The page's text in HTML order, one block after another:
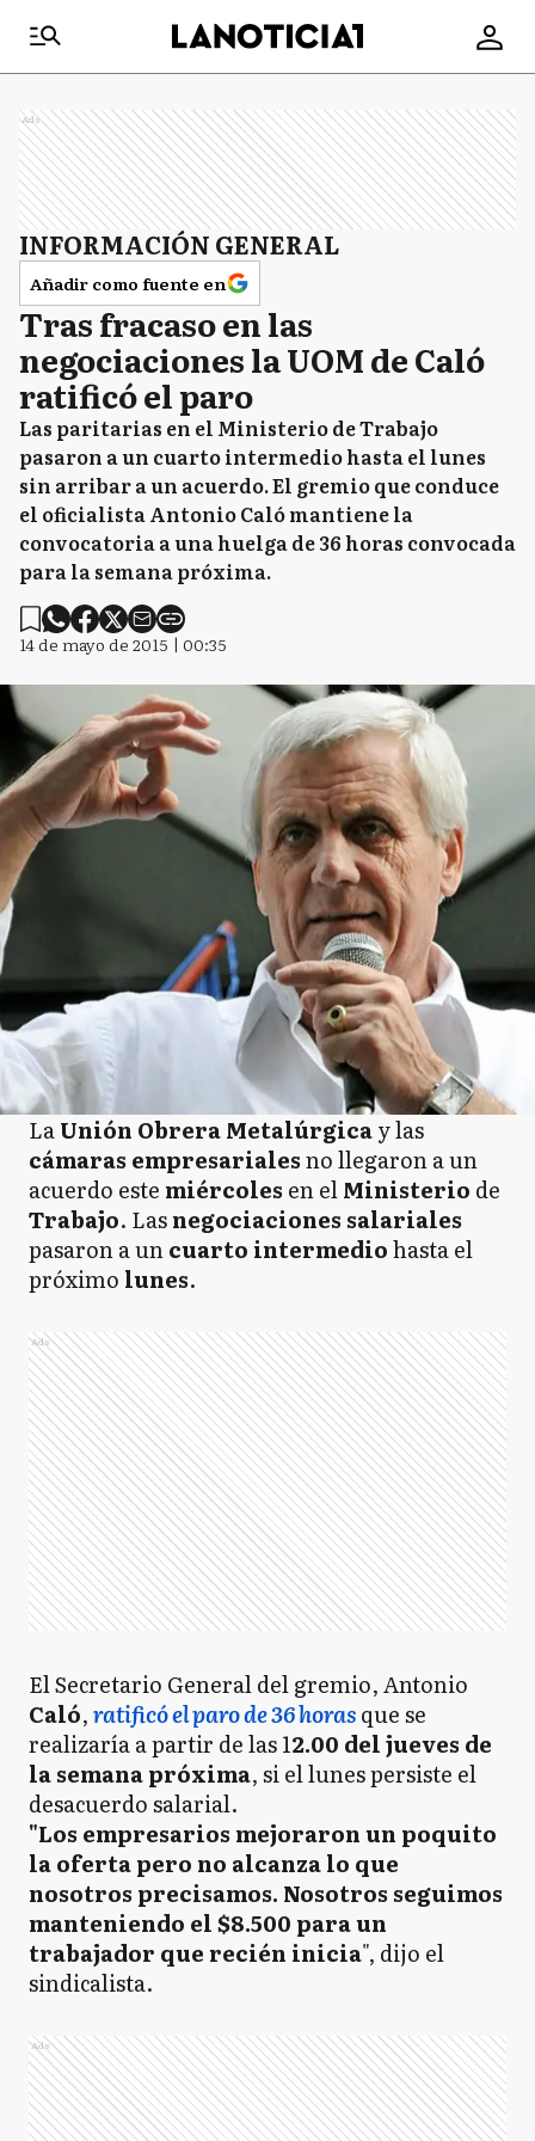
Ads
INFORMACIÓN GENERAL
Añadir como fuente en
Tras fracaso en las
negociaciones la UOM de Caló
ratificó el paro
Las paritarias en el Ministerio de Trabajo
pasaron a un cuarto intermedio hasta el lunes
sin arribar a un acuerdo. El gremio que conduce
el oficialista Antonio Caló mantiene la
convocatoria a una huelga de 36 horas convocada
para la semana próxima.
14 de mayo de 2015 | 00:35
LaUnión Obrera Metalúrgicay las
cámaras empresarialesno llegaron a un
acuerdo este miércoles en elMinisterio de
Trabajo. Lasnegociaciones salariales
pasaron a uncuarto intermediohasta el
próximo lunes.
Ads
El Secretario General del gremio, Antonio
Caló,ratificó el paro de 36 horasque se
realizaría a partir de las 12.00 del jueves de
la semana próxima, si el lunes persiste el
desacuerdo salarial.
"Los empresarios mejoraron un poquito
la oferta pero no alcanza lo que
nosotros precisamos. Nosotros seguimos
manteniendo el $8.500 para un
trabajador que recién inicia", dijo el
sindicalista.
Ads